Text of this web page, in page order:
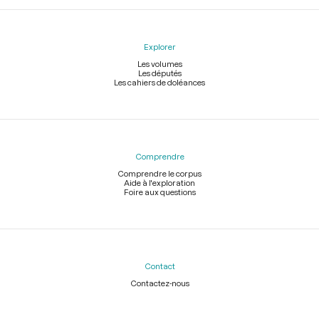
Explorer
Les volumes
Les députés
Les cahiers de doléances
Comprendre
Comprendre le corpus
Aide à l'exploration
Foire aux questions
Contact
Contactez-nous